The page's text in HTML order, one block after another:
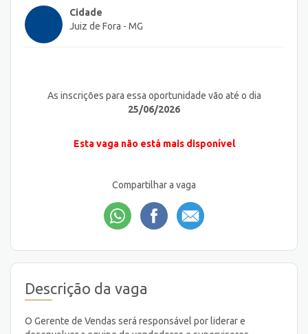
Cidade
Juiz de Fora - MG
As inscrições para essa oportunidade vão até o dia
25/06/2026
Esta vaga não está mais disponível
Compartilhar a vaga
Descrição da vaga
O Gerente de Vendas será responsável por liderar e